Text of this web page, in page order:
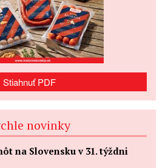
Stiahnuť PDF
novinky
na Slovensku v 31. týždni